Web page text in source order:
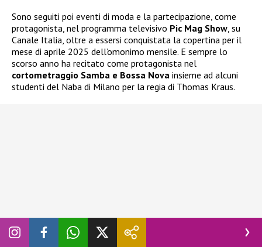
Sono seguiti poi eventi di moda e la partecipazione, come
protagonista, nel programma televisivo Pic Mag Show, su
Canale Italia, oltre a essersi conquistata la copertina per il
mese di aprile 2025 dell’omonimo mensile. E sempre lo
scorso anno ha recitato come protagonista nel
cortometraggio Samba e Bossa Nova insieme ad alcuni
studenti del Naba di Milano per la regia di Thomas Kraus.